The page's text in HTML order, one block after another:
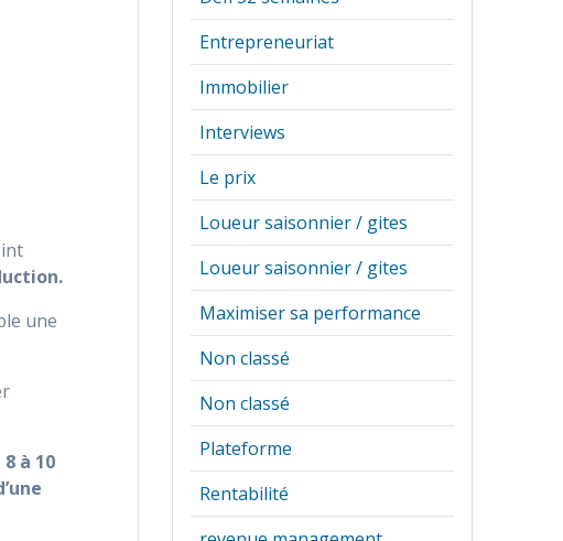
une
à 10
Entrepreneuriat
Immobilier
Interviews
Le prix
Loueur saisonnier / gites
Loueur saisonnier / gites
Maximiser sa performance
Non classé
Non classé
Plateforme
Rentabilité
les 3 piliers
y apprendrez
vosopportunités de